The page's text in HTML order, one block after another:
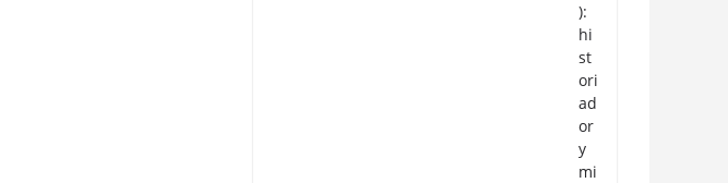
):
hi
st
ori
ad
or
y
mi